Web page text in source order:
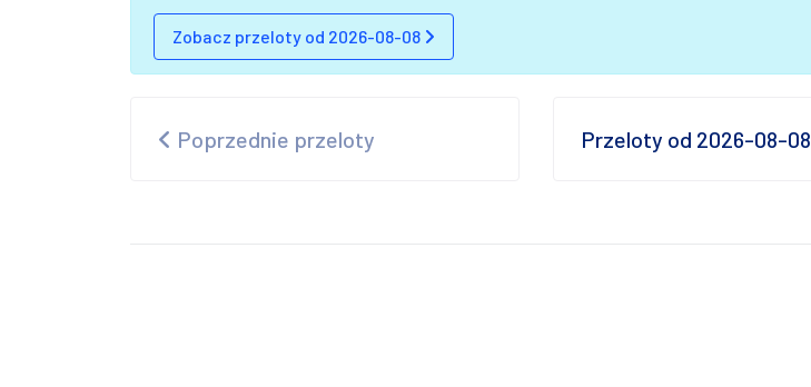
Zobacz przeloty od 2026-08-08
Poprzednie przeloty Przeloty od 2026-08-08